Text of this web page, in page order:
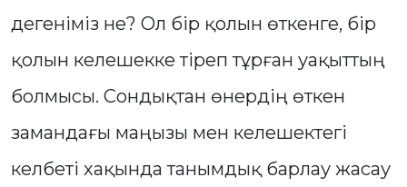
дегеніміз не? Ол бір қолын өткенге, бір
қолын келешекке тіреп тұрған уақыттың
болмысы. Сондықтан өнердің өткен
замандағы маңызы мен келешектегі
келбеті хақында танымдық барлау жасау